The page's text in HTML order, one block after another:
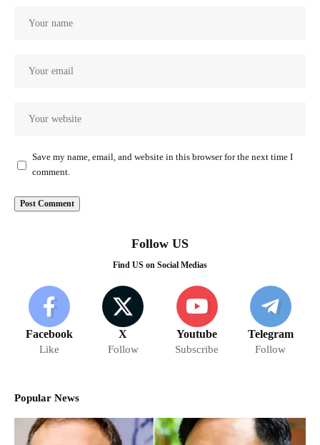
Save my name, email, and website in this browser for the next time I
comment.
Follow US
Find US on Social Medias
Facebook
Like
X
Follow
Youtube
Subscribe
Telegram
Follow
Popular News